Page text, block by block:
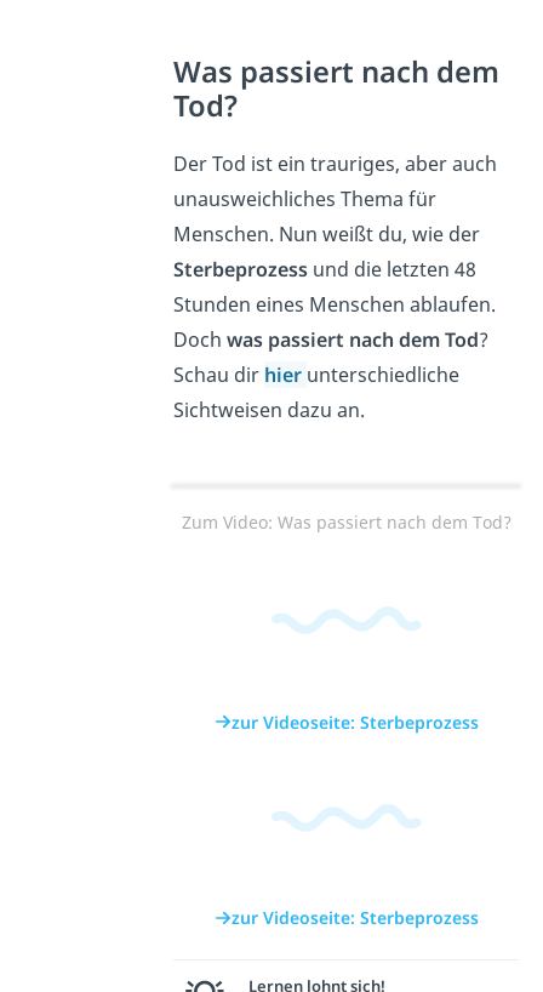
Was passiert nach dem
Tod?
Der Tod ist ein trauriges, aber auch
unausweichliches Thema für
Menschen. Nun weißt du, wie der
Sterbeprozess und die letzten 48
Stunden eines Menschen ablaufen.
Dochwas passiert nach dem Tod?
Schau dir hier unterschiedliche
Sichtweisen dazu an.
Zum Video: Was passiert nach dem Tod?
zur Videoseite: Sterbeprozess
zur Videoseite: Sterbeprozess
Lernen lohnt sich!